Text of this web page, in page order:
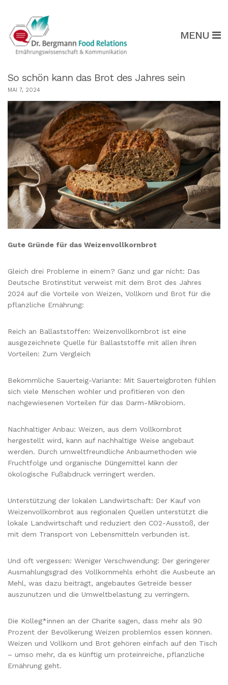
MENU
So schön kann das Brot des Jahres sein
MAI 7, 2024
Gute Gründe für das Weizenvollkornbrot
Gleich drei Probleme in einem? Ganz und gar nicht: Das
Deutsche Brotinstitut verweist mit dem Brot des Jahres
2024 auf die Vorteile von Weizen, Vollkorn und Brot für die
pflanzliche Ernährung:
Reich an Ballaststoffen: Weizenvollkornbrot ist eine
ausgezeichnete Quelle für Ballaststoffe mit allen ihren
Vorteilen: Zum Vergleich
Bekömmliche Sauerteig-Variante: Mit Sauerteigbroten fühlen
sich viele Menschen wohler und profitieren von den
nachgewiesenen Vorteilen für das Darm-Mikrobiom.
Nachhaltiger Anbau: Weizen, aus dem Vollkornbrot
hergestellt wird, kann auf nachhaltige Weise angebaut
werden. Durch umweltfreundliche Anbaumethoden wie
Fruchtfolge und organische Düngemittel kann der
ökologische Fußabdruck verringert werden.
Unterstützung der lokalen Landwirtschaft: Der Kauf von
Weizenvollkornbrot aus regionalen Quellen unterstützt die
lokale Landwirtschaft und reduziert den CO2-Ausstoß, der
mit dem Transport von Lebensmitteln verbunden ist.
Und oft vergessen: Weniger Verschwendung: Der geringerer
Ausmahlungsgrad des Vollkornmehls erhöht die Ausbeute an
Mehl, was dazu beiträgt, angebautes Getreide besser
auszunutzen und die Umweltbelastung zu verringern.
Die Kolleg*innen an der Charite sagen, dass mehr als 90
Prozent der Bevölkerung Weizen problemlos essen können.
Weizen und Vollkorn und Brot gehören einfach auf den Tisch
– umso mehr, da es künftig um proteinreiche, pflanzliche
Ernährung geht.